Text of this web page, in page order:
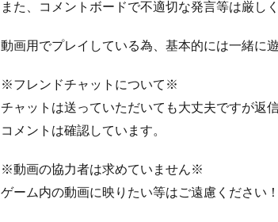
また、コメントボードで不適切な発言等は厳し
動画用でプレイしている為、基本的には一緒に
※フレンドチャットについて※
チャットは送っていただいても大丈夫ですが
コメントは確認しています。
※動画の協力者は求めていません※
ゲーム内の動画に映りたい等はご遠慮ください！